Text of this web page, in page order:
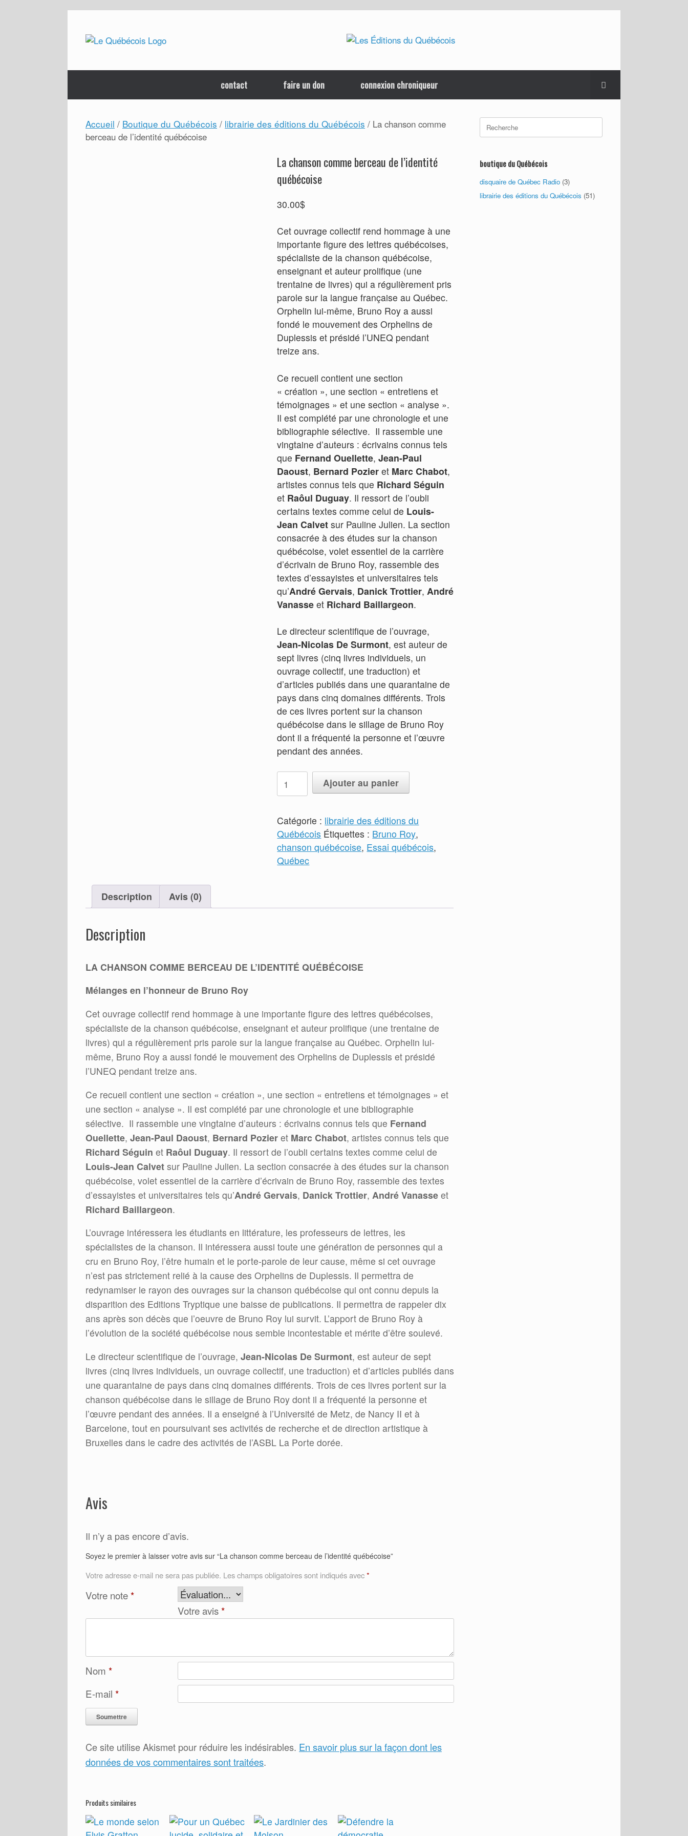
content
contact faire un don connexion chroniqueur
Accueil / Boutique du Québécois / librairie des éditions du Québécois / La chanson comme
berceau de l’identité québécoise
La chanson comme berceau de l’identité
québécoise
30.00$
Cet ouvrage collectif rend hommage à une
importante figure des lettres québécoises,
spécialiste de la chanson québécoise,
enseignant et auteur prolifique (une
trentaine de livres) qui a régulièrement pris
parole sur la langue française au Québec.
Orphelin lui-même, Bruno Roy a aussi
fondé le mouvement des Orphelins de
Duplessis et présidé l’UNEQ pendant
treize ans.
Ce recueil contient une section
« création », une section « entretiens et
témoignages » et une section « analyse ».
Il est complété par une chronologie et une
bibliographie sélective. Il rassemble une
vingtaine d’auteurs : écrivains connus tels
que Fernand Ouellette,Jean-Paul
Daoust, Bernard Pozier et Marc Chabot,
artistes connus tels que Richard Séguin
et Raôul Duguay. Il ressort de l’oubli
certains textes comme celui de Louis-
Jean Calvet sur Pauline Julien. La section
consacrée à des études sur la chanson
québécoise, volet essentiel de la carrière
d’écrivain de Bruno Roy, rassemble des
textes d’essayistes et universitaires tels
qu’André Gervais, Danick Trottier, André
Vanasse et Richard Baillargeon.
Le directeur scientifique de l’ouvrage,
Jean-Nicolas De Surmont, est auteur de
sept livres (cinq livres individuels, un
ouvrage collectif, une traduction) et
d’articles publiés dans une quarantaine de
pays dans cinq domaines différents. Trois
de ces livres portent sur la chanson
québécoise dans le sillage de Bruno Roy
dont il a fréquenté la personne et l’œuvre
pendant des années.
de
chanson
comme
berceau
de
Ajouter au panier
Catégorie : librairie des éditions du
Québécois Étiquettes : Bruno Roy,
chanson québécoise, Essai québécois,
Québec
Description Avis (0)
Description
LA CHANSON COMME BERCEAU DE L’IDENTITÉ QUÉBÉCOISE
Mélanges en l’honneur de Bruno Roy
Cet ouvrage collectif rend hommage à une importante figure des lettres québécoises,
spécialiste de la chanson québécoise, enseignant et auteur prolifique (une trentaine de
livres) qui a régulièrement pris parole sur la langue française au Québec. Orphelin lui-
même, Bruno Roy a aussi fondé le mouvement des Orphelins de Duplessis et présidé
l’UNEQ pendant treize ans.
Ce recueil contient une section « création », une section « entretiens et témoignages » et
une section « analyse ». Il est complété par une chronologie et une bibliographie
sélective. Il rassemble une vingtaine d’auteurs : écrivains connus tels que Fernand
Ouellette, Jean-Paul Daoust, Bernard Pozier et Marc Chabot, artistes connus tels que
Richard Séguin et Raôul Duguay. Il ressort de l’oubli certains textes comme celui de
Louis-Jean Calvet sur Pauline Julien. La section consacrée à des études sur la chanson
québécoise, volet essentiel de la carrière d’écrivain de Bruno Roy, rassemble des textes
d’essayistes et universitaires tels qu’André Gervais, Danick Trottier, André Vanasse et
Richard Baillargeon.
L’ouvrage intéressera les étudiants en littérature, les professeurs de lettres, les
spécialistes de la chanson. Il intéressera aussi toute une génération de personnes qui a
cru en Bruno Roy, l’être humain et le porte-parole de leur cause, même si cet ouvrage
n’est pas strictement relié à la cause des Orphelins de Duplessis. Il permettra de
redynamiser le rayon des ouvrages sur la chanson québécoise qui ont connu depuis la
disparition des Editions Tryptique une baisse de publications. Il permettra de rappeler dix
ans après son décès que l’oeuvre de Bruno Roy lui survit. L’apport de Bruno Roy à
l’évolution de la société québécoise nous semble incontestable et mérite d’être soulevé.
Le directeur scientifique de l’ouvrage, Jean-Nicolas De Surmont, est auteur de sept
livres (cinq livres individuels, un ouvrage collectif, une traduction) et d’articles publiés dans
une quarantaine de pays dans cinq domaines différents. Trois de ces livres portent sur la
chanson québécoise dans le sillage de Bruno Roy dont il a fréquenté la personne et
l’œuvre pendant des années. Il a enseigné à l’Université de Metz, de Nancy II et à
Barcelone, tout en poursuivant ses activités de recherche et de direction artistique à
Bruxelles dans le cadre des activités de l’ASBL La Porte dorée.
Avis
Il n’y a pas encore d’avis.
Soyez le premier à laisser votre avis sur “La chanson comme berceau de l’identité québécoise”
Votre adresse e-mail ne sera pas publiée. Les champs obligatoires sont indiqués avec*
Votre note*
Votre avis*
Nom *
E-mail *
Ce site utilise Akismet pour réduire les indésirables. En savoir plus sur la façon dont les
données de vos commentaires sont traitées.
Produits similaires
Search
for:
boutique du Québécois
disquaire de Québec Radio (3)
librairie des éditions du Québécois (51)